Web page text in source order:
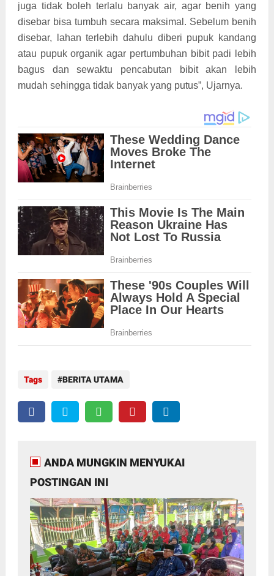
juga tidak boleh terlalu banyak air, agar benih yang
disebar bisa tumbuh secara maksimal. Sebelum benih
disebar, lahan terlebih dahulu diberi pupuk kandang
atau pupuk organik agar pertumbuhan bibit padi lebih
bagus dan sewaktu pencabutan bibit akan lebih
mudah sehingga tidak banyak yang putus”, Ujarnya.
Tags BERITA UTAMA
ANDA MUNGKIN MENYUKAI
POSTINGAN INI